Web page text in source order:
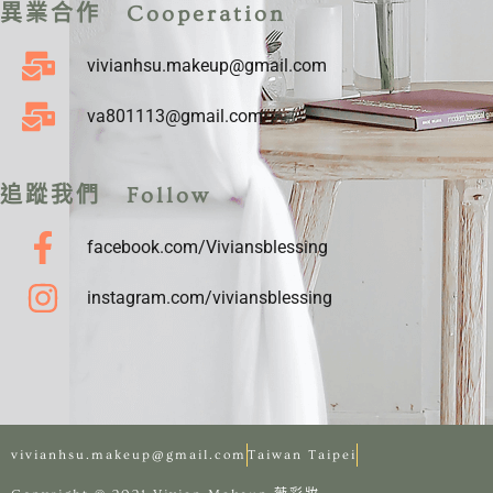
異業合作 Cooperation
vivianhsu.makeup@gmail.com
va801113@gmail.com
追蹤我們 Follow
facebook.com/Viviansblessing
instagram.com/viviansblessing
vivianhsu.makeup@gmail.com Taiwan Taipei